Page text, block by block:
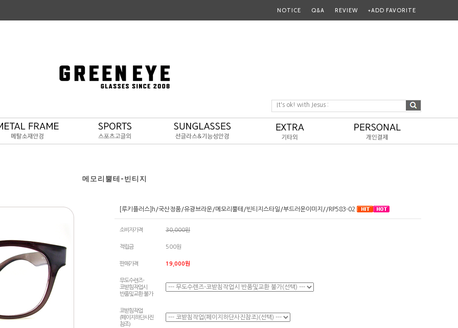
NOTICE Q&A REVIEW +ADD FAVORITE
It's ok! with Jesus :
메모리뿔테-빈티지
[루키플러스]h/국산정품/유광브라운/메모리뿔테/빈티지스타일/부드러운이미지//RP583-02
소비자가격 30,000원
적립금 500원
판매가격 19,000원
무도수렌즈-
코받침작업시
반품및교환 불가
코받침작업
(페이지하단사진
참조)